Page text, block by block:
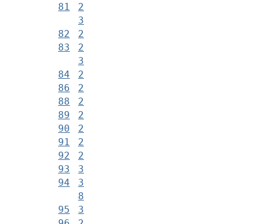
81
2
3
82
2
83
2
3
84
2
86
2
88
2
89
2
90
2
91
2
92
2
93
3
94
3
8
95
3